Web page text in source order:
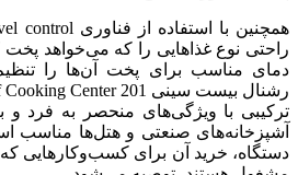
راحتی نوع غذاهایی را که می‌خواهد
دمای مناسب برای پخت آن‌ها را
ترکیبی با ویژگی‌های منحصر به فرد و
آشپزخانه‌های صنعتی و هتل‌ها مناسب
دستگاه، خرید آن برای کسب‌وکارهایی